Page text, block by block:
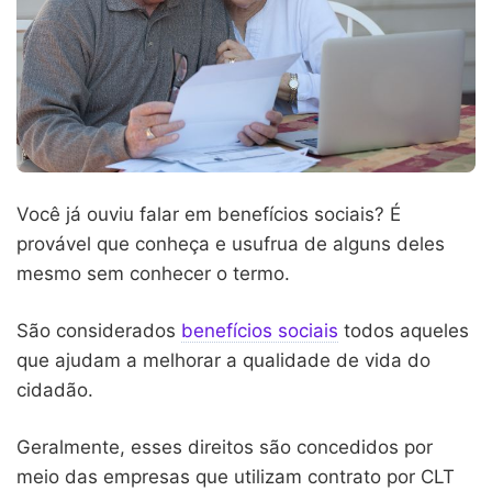
Você já ouviu falar em benefícios sociais? É
provável que conheça e usufrua de alguns deles
mesmo sem conhecer o termo.
São considerados benefícios sociais todos aqueles
que ajudam a melhorar a qualidade de vida do
cidadão.
Geralmente, esses direitos são concedidos por
meio das empresas que utilizam contrato por CLT